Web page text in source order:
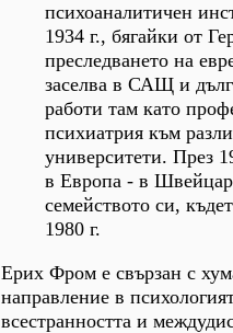
психоаналитичен
1934 г., бягайки от
преследването на
заселва в САЩ и
работи там като
психиатрия към
университети. През
в Европа - в
семейството си,
1980 г.
Ерих Фром е свързан с
направление в
всестранността и